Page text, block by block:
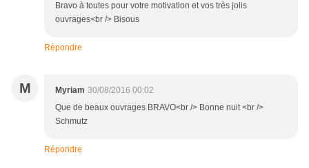
Bravo à toutes pour votre motivation et vos très jolis
ouvrages<br /> Bisous
Répondre
M Myriam 30/08/2016 00:02
Que de beaux ouvrages BRAVO<br /> Bonne nuit <br />
Schmutz
Répondre